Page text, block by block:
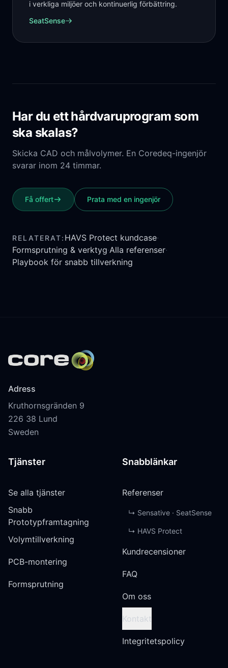
i verkliga miljöer och kontinuerlig förbättring.
SeatSense
Har du ett hårdvaruprogram som
ska skalas?
Skicka CAD och målvolymer. En Coredeq-ingenjör
svarar inom 24 timmar.
Få offert Prata med en ingenjör
RELATERAT: HAVS Protect kundcase·
Formsprutning & verktyg·Alla referenser·
Playbook för snabb tillverkning
Adress
Kruthornsgränden 9
226 38 Lund
Sweden
Tjänster
Se alla tjänster
Snabb
Prototypframtagning
Volymtillverkning
PCB-montering
Formsprutning
Snabblänkar
Referenser
↳ Sensative · SeatSense
↳ HAVS Protect
Kundrecensioner
FAQ
Om oss
Kontakt
Integritetspolicy